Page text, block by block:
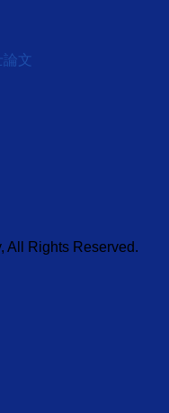
文
All Rights Reserved.